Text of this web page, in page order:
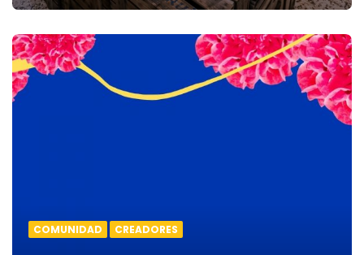
COMUNIDAD CREADORES